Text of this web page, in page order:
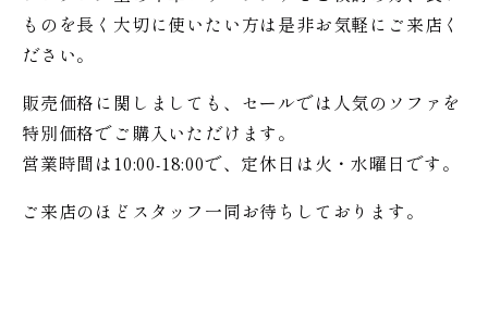
ものを長く大切に使いたい方は是非お気軽にご来店く
ださい。
販売価格に関しましても、セールでは人気のソファを
特別価格でご購入いただけます。
営業時間は10:00-18:00で、定休日は火・水曜日です。
ご来店のほどスタッフ一同お待ちしております。